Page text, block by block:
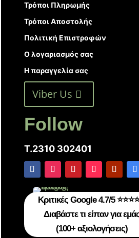
Τρόποι Πληρωμής
Τρόποι Αποστολής
Πολιτική Επιστροφών
Ο λογαριασμός σας
Η παραγγελία σας
Viber Us
Follow
T.2310 302401
Κριτικές Google 4.7/5
Διαβάστε τι είπαν για
(100+ αξιολογήσεις)